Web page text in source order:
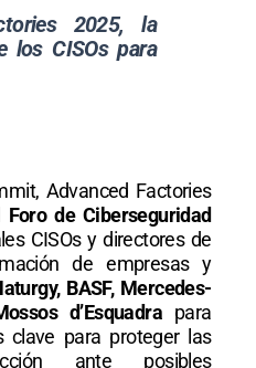
2025, la
los CISOs para
Advanced Factories
Foro de Ciberseguridad
CISOs y directores de
de empresas y
BASF, Mercedes-
d’Esquadra para
clave para proteger las
ante posibles